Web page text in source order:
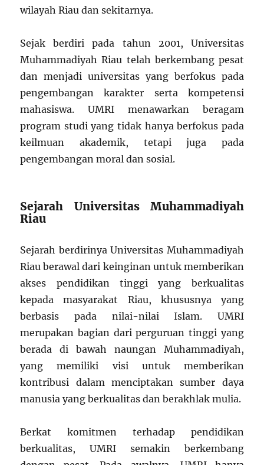
wilayah Riau dan sekitarnya.
Sejak berdiri pada tahun 2001, Universitas
Muhammadiyah Riau telah berkembang pesat
dan menjadi universitas yang berfokus pada
pengembangan karakter serta kompetensi
mahasiswa. UMRI menawarkan beragam
program studi yang tidak hanya berfokus pada
keilmuan akademik, tetapi juga pada
pengembangan moral dan sosial.
Sejarah Universitas Muhammadiyah
Riau
Sejarah berdirinya Universitas Muhammadiyah
Riau berawal dari keinginan untuk memberikan
akses pendidikan tinggi yang berkualitas
kepada masyarakat Riau, khususnya yang
berbasis pada nilai-nilai Islam. UMRI
merupakan bagian dari perguruan tinggi yang
berada di bawah naungan Muhammadiyah,
yang memiliki visi untuk memberikan
kontribusi dalam menciptakan sumber daya
manusia yang berkualitas dan berakhlak mulia.
Berkat komitmen terhadap pendidikan
berkualitas, UMRI semakin berkembang